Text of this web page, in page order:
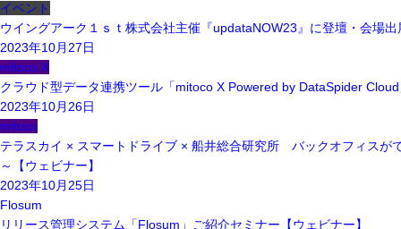
イベント
ウイングアーク１ｓｔ株式会社主催『updataNOW23』に登壇・会場
2023年10月27日
mitoco X
クラウド型データ連携ツール「mitoco X Powered by DataSpider
2023年10月26日
mitoco
テラスカイ × スマートドライブ × 船井総合研究所 バックオフィスが
～【ウェビナー】
2023年10月25日
Flosum
リリース管理システム「Flosum」ご紹介セミナー【ウェビナー】